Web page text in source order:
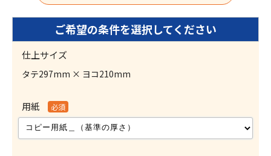
仕上サイズ
タテ297mm × ヨコ210mm
用紙 必須